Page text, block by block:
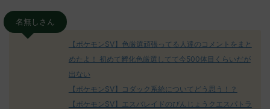
名無しさん
【ポケモンSV】色厳選頑張ってる人達のコメントをまと
めたよ！ 初めて孵化色厳選してて今500体目くらいだが
出ない
【ポケモンSV】コダック系統についてどう思う！？
【ポケモンSV】エスバレイドのびんじょうクエスパトラ